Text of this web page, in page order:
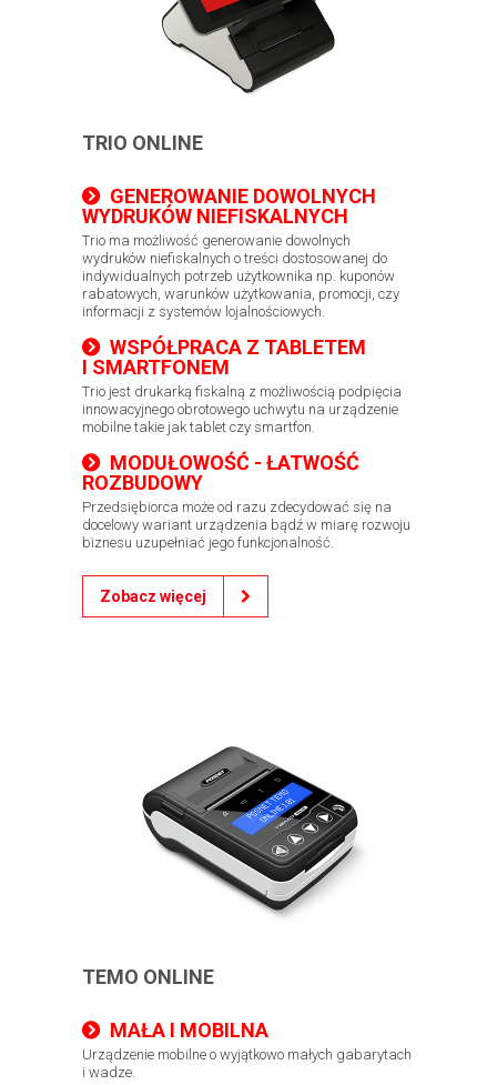
TRIO ONLINE
GENEROWANIE DOWOLNYCH
WYDRUKÓW NIEFISKALNYCH
Trio ma możliwość generowanie dowolnych
wydruków niefiskalnych o treści dostosowanej do
indywidualnych potrzeb użytkownika np. kuponów
rabatowych, warunków użytkowania, promocji, czy
informacji z systemów lojalnościowych.
WSPÓŁPRACA Z TABLETEM
I SMARTFONEM
Trio jest drukarką fiskalną z możliwością podpięcia
innowacyjnego obrotowego uchwytu na urządzenie
mobilne takie jak tablet czy smartfon.
MODUŁOWOŚĆ - ŁATWOŚĆ
ROZBUDOWY
Przedsiębiorca może od razu zdecydować się na
docelowy wariant urządzenia bądź w miarę rozwoju
biznesu uzupełniać jego funkcjonalność.
Zobacz więcej
TEMO ONLINE
MAŁA I MOBILNA
​​Urządzenie mobilne o wyjątkowo małych gabarytach
i wadze.